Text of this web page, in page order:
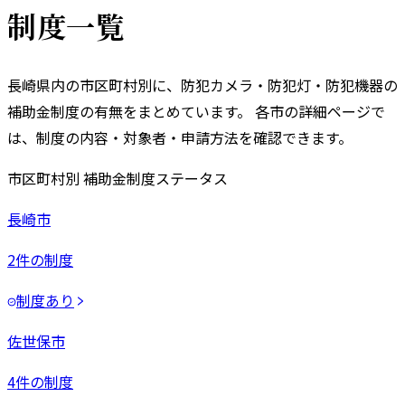
制度一覧
長崎県内の市区町村別に、防犯カメラ・防犯灯・防犯機器の
補助金制度の有無をまとめています。 各市の詳細ページで
は、制度の内容・対象者・申請方法を確認できます。
市区町村別 補助金制度ステータス
長崎市
2件の制度
制度あり
佐世保市
4件の制度